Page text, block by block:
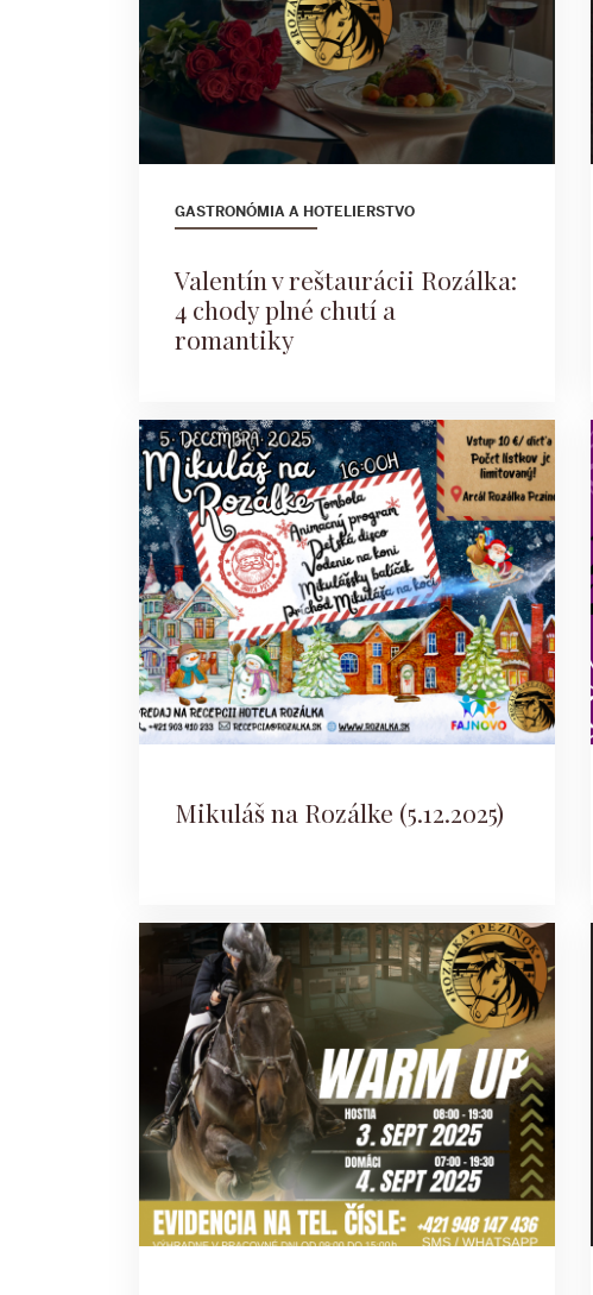
GASTRONÓMIA A HOTELIERSTVO
Valentín v reštaurácii Rozálka:
4 chody plné chutí a
romantiky
Mikuláš na Rozálke (5.12.2025)